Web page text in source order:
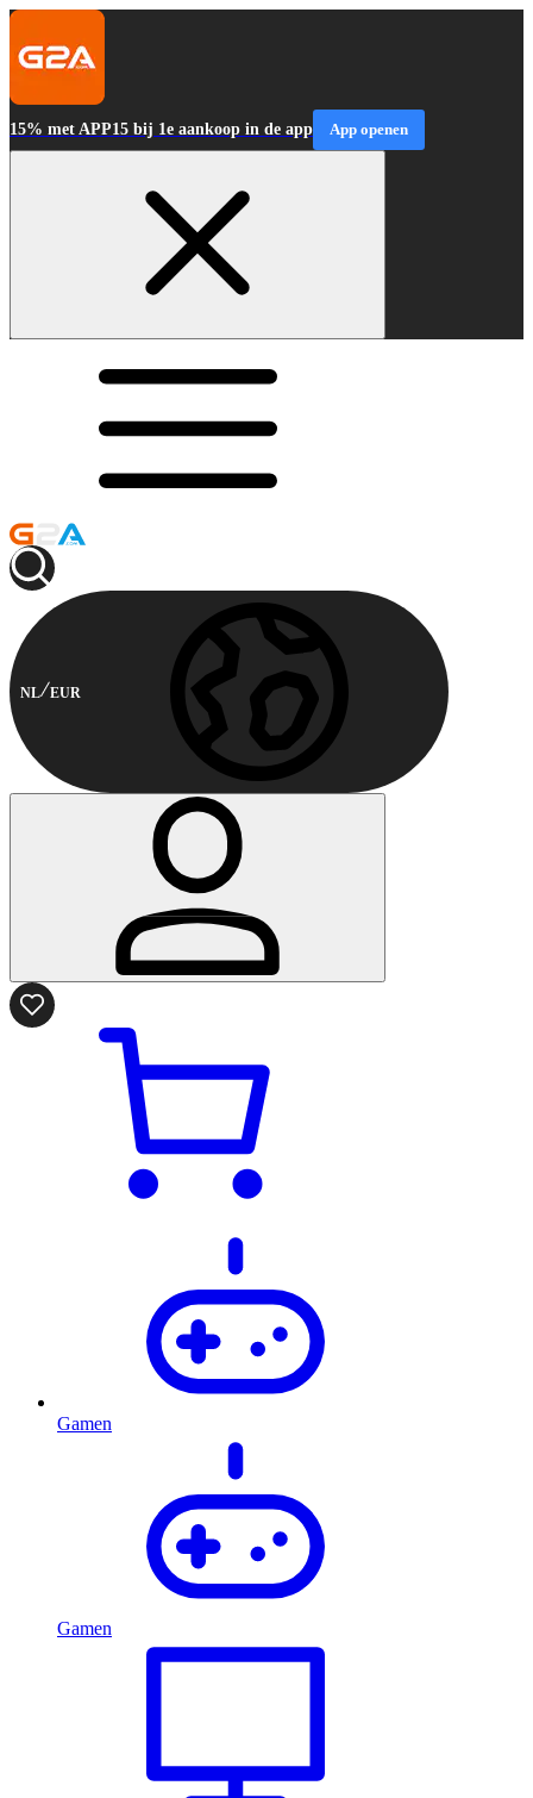
15% met APP15 bij 1e aankoop in de app App openen
NL EUR
Gamen
Gamen